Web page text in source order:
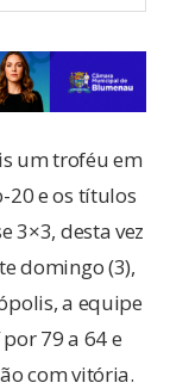
um troféu em
20 e os títulos
3×3, desta vez
domingo (3),
a equipe
por 79 a 64 e
com vitória.